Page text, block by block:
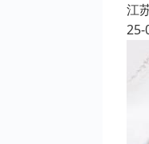
江
25-